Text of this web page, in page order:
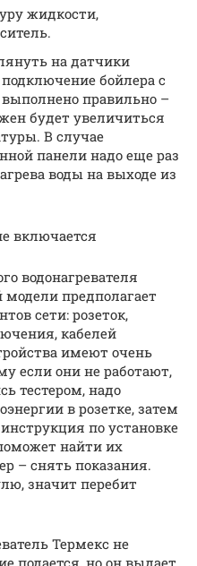
жидкости,
на датчики
бойлера с
правильно –
будет увеличиться
В случае
панели надо еще раз
воды на выходе из
включается
водонагревателя
предполагает
сети: розеток,
кабелей
имеют очень
если они не работают,
тестером, надо
в розетке, затем
по установке
найти их
– снять показания.
значит перебит
Термекс не
подается, но он выдает